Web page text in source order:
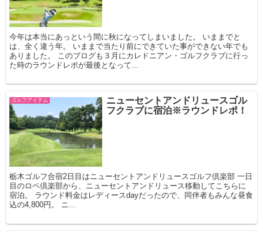
今年は本当にあっという間に秋になってしまいました。 いままでと
は、全く違う年。 いままで当たり前にできていた事ができない年でも
ありました。 このブログも３月にカレドニアン・ゴルフクラブに行っ
た時のラウンドレポが最後となって...
ゴルフアイテム
ニューセントアンドリュースゴル
フクラブに宿泊※ラウンドレポ！
栃木ゴルフ合宿2日目はニューセントアンドリュースゴルフ倶楽部 一日
目のロペ倶楽部から、ニューセントアンドリュース移動してこちらに
宿泊。 ラウンド料金はレディースdayだったので、同伴者もみんな昼食
込の4,800円。 ニ...